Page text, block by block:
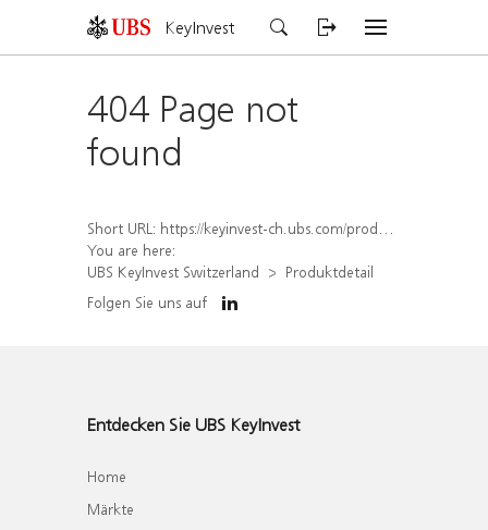
KeyInvest
404 Page not
found
Short URL: https://keyinvest-ch.ubs.com/produkt/detail/index/isin/CH1573353054
You are here:
UBS KeyInvest Switzerland
Produktdetail
Folgen Sie uns auf
Entdecken Sie UBS KeyInvest
Home
Märkte